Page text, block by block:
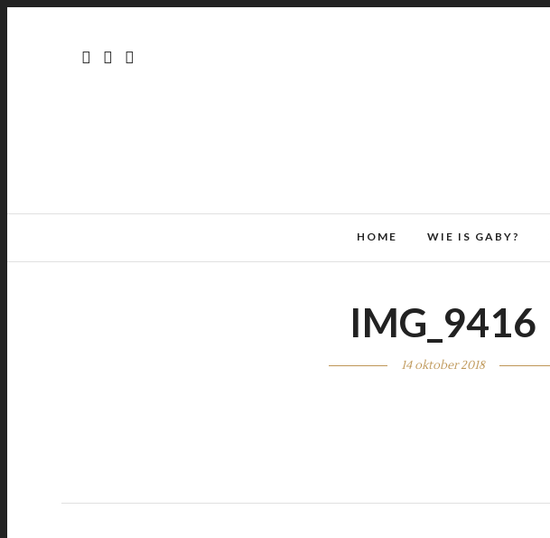
HOME WIE IS GABY?
IMG_9416
14 oktober 2018